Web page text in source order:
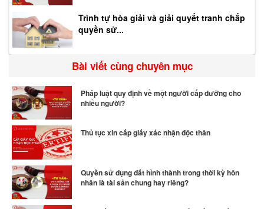
Trình tự hòa giải và giải quyết tranh chấp
quyền sử...
Bài viết cùng chuyên mục
Pháp luật quy định về một người cấp dưỡng cho
nhiều người?
Thủ tục xin cấp giấy xác nhận độc thân
Quyền sử dụng đất hình thành trong thời kỳ hôn
nhân là tài sản chung hay riêng?